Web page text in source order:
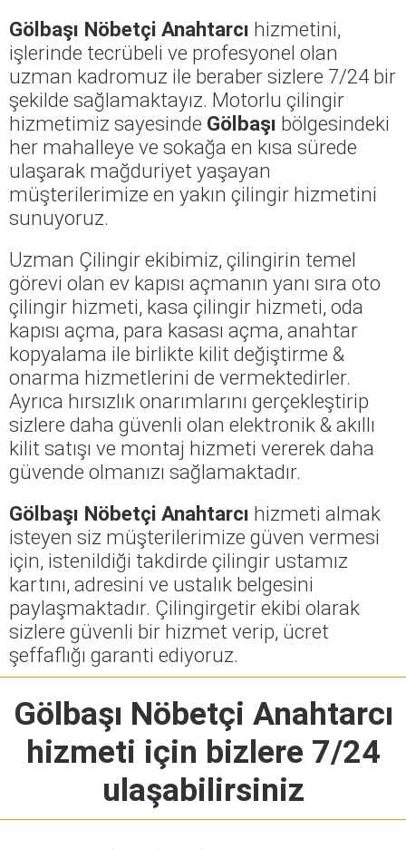
Gölbaşı Nöbetçi Anahtarcı hizmetini,
işlerinde tecrübeli ve profesyonel olan
uzman kadromuz ile beraber sizlere 7/24 bir
şekilde sağlamaktayız. Motorlu çilingir
hizmetimiz sayesinde Gölbaşı bölgesindeki
her mahalleye ve sokağa en kısa sürede
ulaşarak mağduriyet yaşayan
müşterilerimize en yakın çilingir hizmetini
sunuyoruz.
Uzman Çilingir ekibimiz, çilingirin temel
görevi olan ev kapısı açmanın yanı sıra oto
çilingir hizmeti, kasa çilingir hizmeti, oda
kapısı açma, para kasası açma, anahtar
kopyalama ile birlikte kilit değiştirme &
onarma hizmetlerini de vermektedirler.
Ayrıca hırsızlık onarımlarını gerçekleştirip
sizlere daha güvenli olan elektronik & akıllı
kilit satışı ve montaj hizmeti vererek daha
güvende olmanızı sağlamaktadır.
Gölbaşı Nöbetçi Anahtarcı hizmeti almak
isteyen siz müşterilerimize güven vermesi
için, istenildiği takdirde çilingir ustamız
kartını, adresini ve ustalık belgesini
paylaşmaktadır. Çilingirgetir ekibi olarak
sizlere güvenli bir hizmet verip, ücret
şeffaflığı garanti ediyoruz.
Gölbaşı Nöbetçi Anahtarcı
hizmeti için bizlere 7/24
ulaşabilirsiniz